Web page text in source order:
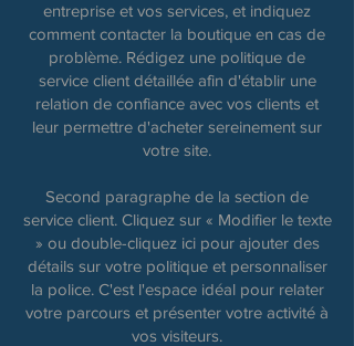
entreprise et vos services, et indiquez
comment contacter la boutique en cas de
problème. Rédigez une politique de
service client détaillée afin d'établir une
relation de confiance avec vos clients et
leur permettre d'acheter sereinement sur
votre site.
Second paragraphe de la section de
service client. Cliquez sur « Modifier le texte
» ou double-cliquez ici pour ajouter des
détails sur votre politique et personnaliser
la police. C'est l'espace idéal pour relater
votre parcours et présenter votre activité à
vos visiteurs.